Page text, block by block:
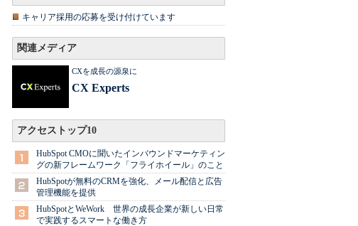
キャリア採用の応募を受け付けています
関連メディア
CXを成長の源泉に
CX Experts
アクセストップ10
HubSpot CMOに聞いたインバウンドマーケティン
グの新フレームワーク「フライホイール」のこと
HubSpotが無料のCRMを強化、メール配信と広告
管理機能を提供
HubSpotとWeWork 世界の成長企業が新しい日常
で実践するスマートな働き方